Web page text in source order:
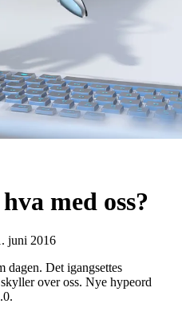
med oss?
juni 2016
dagen. Det igangsettes
over oss. Nye hypeord